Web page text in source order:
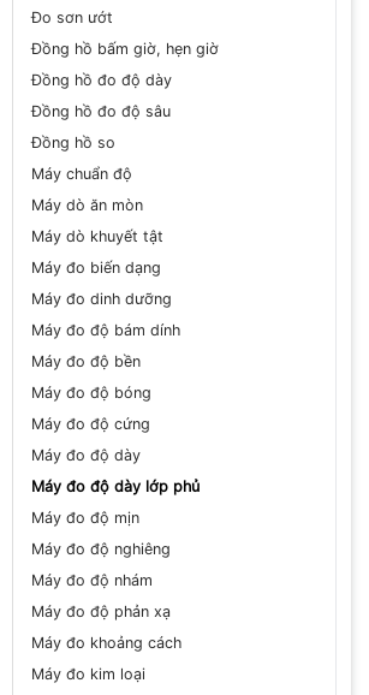
Đo sơn ướt
Đồng hồ bấm giờ, hẹn giờ
Đồng hồ đo độ dày
Đồng hồ đo độ sâu
Đồng hồ so
Máy chuẩn độ
Máy dò ăn mòn
Máy dò khuyết tật
Máy đo biến dạng
Máy đo dinh dưỡng
Máy đo độ bám dính
Máy đo độ bền
Máy đo độ bóng
Máy đo độ cứng
Máy đo độ dày
Máy đo độ dày lớp phủ
Máy đo độ mịn
Máy đo độ nghiêng
Máy đo độ nhám
Máy đo độ phản xạ
Máy đo khoảng cách
Máy đo kim loại